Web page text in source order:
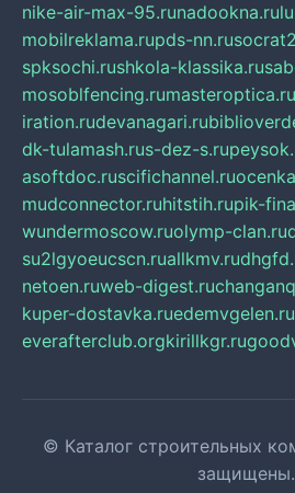
nike-air-max-95.runadookna.ru
mobilreklama.rupds-nn.ru
spksochi.rushkola-klassika.ru
mosoblfencing.rumasteroptica.ru
iration.rudevanagari.ru
dk-tulamash.rus-dez-s.ru
asoftdoc.ruscifichannel.ru
mudconnector.ruhitstih.rupik-
wundermoscow.ruolymp-clan.ru
su2lgyoeucscn.ruallkmv.ru
netoen.ruweb-digest.ru
kuper-dostavka.ruedemvgelen.ru
everafterclub.orgkirillkgr.ru
© Каталог строительных
защищены.